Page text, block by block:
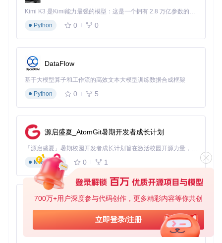
700万+用户深度参与代码创作，更多精彩内容等你共创
立即登录/注册
Dokploy的部署过程简洁高效，用户可通过以下步骤快速搭建
环境：
git clone
cd
执行初始化脚本：
初始化过程中，系统会自动检测环境依赖并提供安装建议。对
于生产环境部署，建议参考setup/目录下的配置指南，进行性
能优化和安全加固。
3.2 应用部署流程
Dokploy的应用部署采用声明式配置，用户只需定义目标状
态，系统自动处理部署细节。典型部署流程包括：
创建项目并关联代码仓库
配置部署参数（环境变量、资源限制等）
Kimi K3 是Kimi能力最强的模型：这是一个拥有 2.8 万亿参数的混合专家（MoE）模型，具备原生视觉理解能力，并支持 100 万 token 的上下文窗口。
Python
0 0
DataFlow
基于大模型算子和工作流的高效文本大模型训练数据合成框架
Python
0 5
源启盛夏_AtomGit暑期开发者成长计划
「源启盛夏」暑期校园开发者成长计划旨在激活校园开源力量，通过积分激励、认证扶持、资源倾斜等形式，引导高校组织和开发者完成「入驻 — 建项目 — 做贡献 — 获认证 — 得资源」的完整闭环。无论你是想带领社团入驻平台的组织者，还是希望用代码贡献证明自己的开发者，都能在这里找到属于你的成长路径。
Markdown
0 1
py-xiaozhi
基于Python的Xiaozhi AI，适用于想要完整Xiaozhi体验而无需拥有专用硬件的用户。
Python
0 1